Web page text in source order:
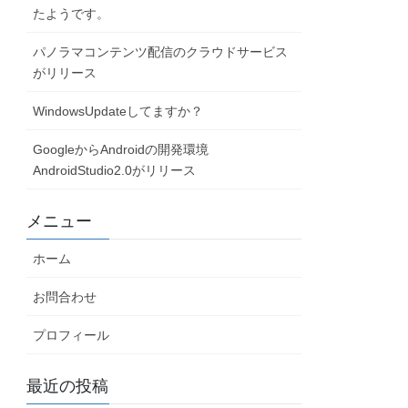
たようです。
パノラマコンテンツ配信のクラウドサービス
がリリース
WindowsUpdateしてますか？
GoogleからAndroidの開発環境
AndroidStudio2.0がリリース
メニュー
ホーム
お問合わせ
プロフィール
最近の投稿